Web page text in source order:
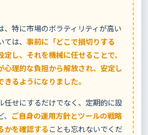
、特に市場のボラティリティが高い
は、 事前に「どこで損切りする
定し、それを機械に任せることで、
心理的な負担から解放され、安定し
きるようになりました。
任せにするだけでなく、定期的に設
ご自身の運用方針とツールの戦略
かを確認することも忘れないでくだ